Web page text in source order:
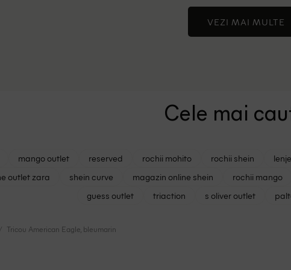
VEZI MAI MULTE
Cele mai
mango outlet reserved rochii mohito rochii shein
outlet zara shein curve magazin online shein rochii mango
guess outlet
triaction s oliver outlet
Tricou American Eagle, bleumarin